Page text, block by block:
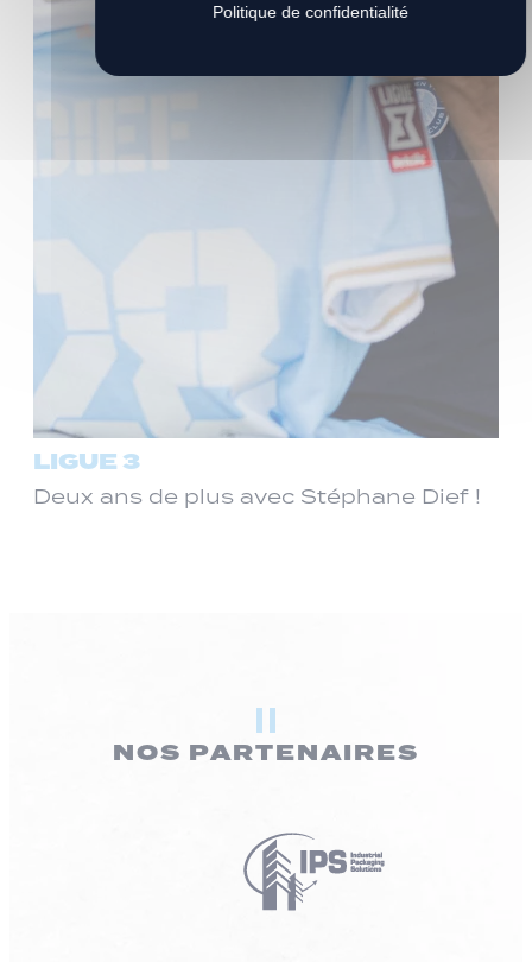
LIGUE 3
Deux ans de plus avec Stéphane Dief !
NOS PARTENAIRES
Politique de confidentialité